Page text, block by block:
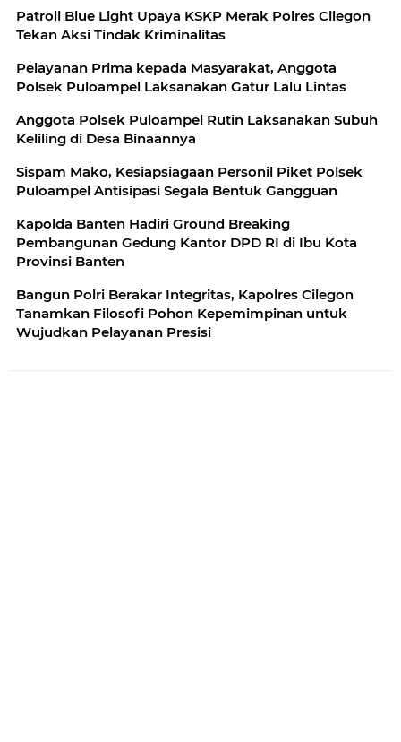
Patroli Blue Light Upaya KSKP Merak Polres Cilegon
Tekan Aksi Tindak Kriminalitas
Pelayanan Prima kepada Masyarakat, Anggota
Polsek Puloampel Laksanakan Gatur Lalu Lintas
Anggota Polsek Puloampel Rutin Laksanakan Subuh
Keliling di Desa Binaannya
Sispam Mako, Kesiapsiagaan Personil Piket Polsek
Puloampel Antisipasi Segala Bentuk Gangguan
Kapolda Banten Hadiri Ground Breaking
Pembangunan Gedung Kantor DPD RI di Ibu Kota
Provinsi Banten
Bangun Polri Berakar Integritas, Kapolres Cilegon
Tanamkan Filosofi Pohon Kepemimpinan untuk
Wujudkan Pelayanan Presisi